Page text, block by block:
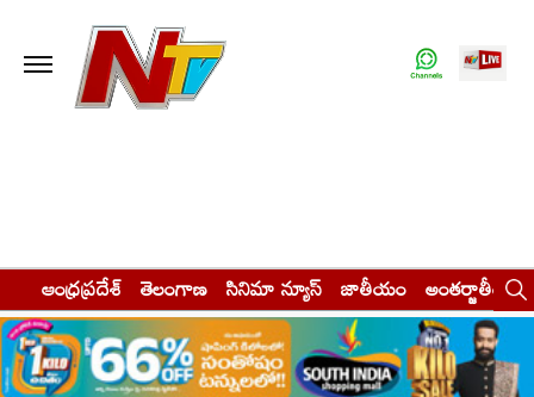
ఆంధ్రప్రదేశ్ తెలంగాణ సినిమా న్యూస్ జాతీయం అంతర్జాతీయం